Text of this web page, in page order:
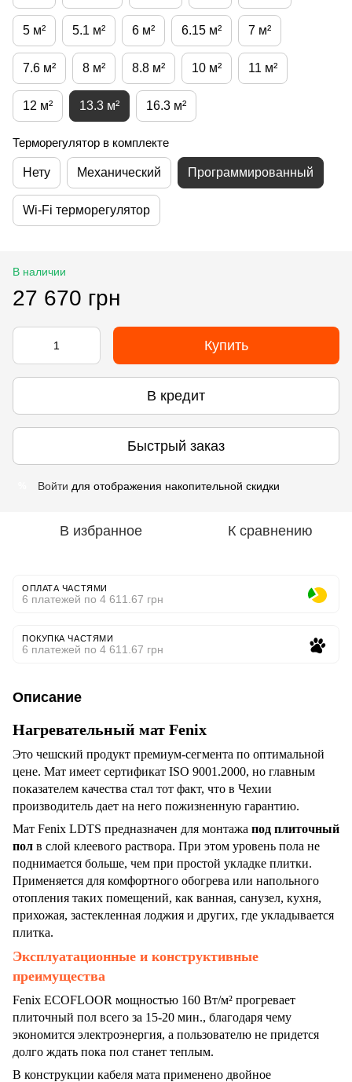
5 м² 5.1 м² 6 м² 6.15 м² 7 м²
7.6 м² 8 м² 8.8 м² 10 м² 11 м²
12 м² 13.3 м² 16.3 м²
Терморегулятор в комплекте
Нету Механический Программированный
Wi-Fi терморегулятор
В наличии
27 670 грн
Купить
В кредит
Быстрый заказ
Войти для отображения накопительной скидки
В избранное К сравнению
ОПЛАТА ЧАСТЯМИ
6 платежей по 4 611.67 грн
ПОКУПКА ЧАСТЯМИ
6 платежей по 4 611.67 грн
Описание
Нагревательный мат Fenix
Это чешский продукт премиум-сегмента по оптимальной
цене. Мат имеет сертификат ISO 9001.2000, но главным
показателем качества стал тот факт, что в Чехии
производитель дает на него пожизненную гарантию.
Мат Fenix LDTS предназначен для монтажа под плиточный
пол в слой клеевого раствора. При этом уровень пола не
поднимается больше, чем при простой укладке плитки.
Применяется для комфортного обогрева или напольного
отопления таких помещений, как ванная, санузел, кухня,
прихожая, застекленная лоджия и других, где укладывается
плитка.
Эксплуатационные и конструктивные
преимущества
Fenix ECOFLOOR мощностью 160 Вт/м² прогревает
плиточный пол всего за 15-20 мин., благодаря чему
экономится электроэнергия, а пользователю не придется
долго ждать пока пол станет теплым.
В конструкции кабеля мата применено двойное